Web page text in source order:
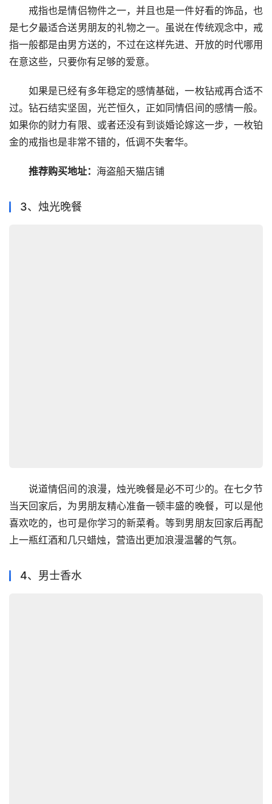
戒指也是情侣物件之一，并且也是一件好看的饰品，也
是七夕最适合送男朋友的礼物之一。虽说在传统观念中，戒
指一般都是由男方送的，不过在这样先进、开放的时代哪用
在意这些，只要你有足够的爱意。
如果是已经有多年稳定的感情基础，一枚钻戒再合适不
过。钻石结实坚固，光芒恒久，正如同情侣间的感情一般。
如果你的财力有限、或者还没有到谈婚论嫁这一步，一枚铂
金的戒指也是非常不错的，低调不失奢华。
推荐购买地址： 海盗船天猫店铺
3、烛光晚餐
说道情侣间的浪漫，烛光晚餐是必不可少的。在七夕节
当天回家后，为男朋友精心准备一顿丰盛的晚餐，可以是他
喜欢吃的，也可是你学习的新菜肴。等到男朋友回家后再配
上一瓶红酒和几只蜡烛，营造出更加浪漫温馨的气氛。
4、男士香水